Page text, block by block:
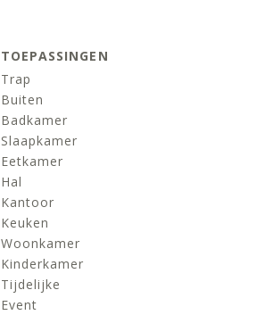
TOEPASSINGEN
Trap
Buiten
Badkamer
Slaapkamer
Eetkamer
Hal
Kantoor
Keuken
Woonkamer
Kinderkamer
Tijdelijke
Event